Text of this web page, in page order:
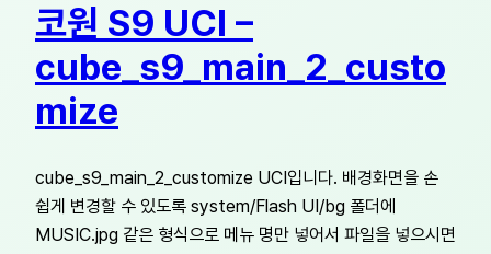
코원 S9 UCI –
cube_s9_main_2_custo
mize
cube_s9_main_2_customize UCI입니다. 배경화면을 손
쉽게 변경할 수 있도록 system/Flash UI/bg 폴더에
MUSIC.jpg 같은 형식으로 메뉴 명만 넣어서 파일을 넣으시면